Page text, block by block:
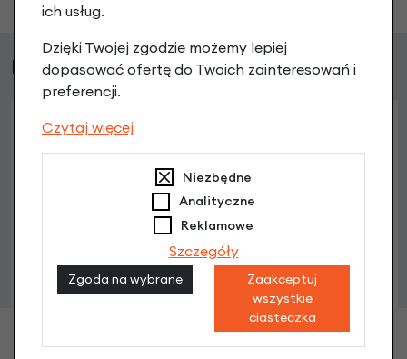
Podobne produkty
ich usług.
Dzięki Twojej zgodzie możemy lepiej
dopasować ofertę do Twoich zainteresowań i
preferencji.
Czytaj więcej
Niezbędne
Analityczne
Reklamowe
Szczegóły
Zgoda na wybrane
Zaakceptuj
wszystkie
ciasteczka